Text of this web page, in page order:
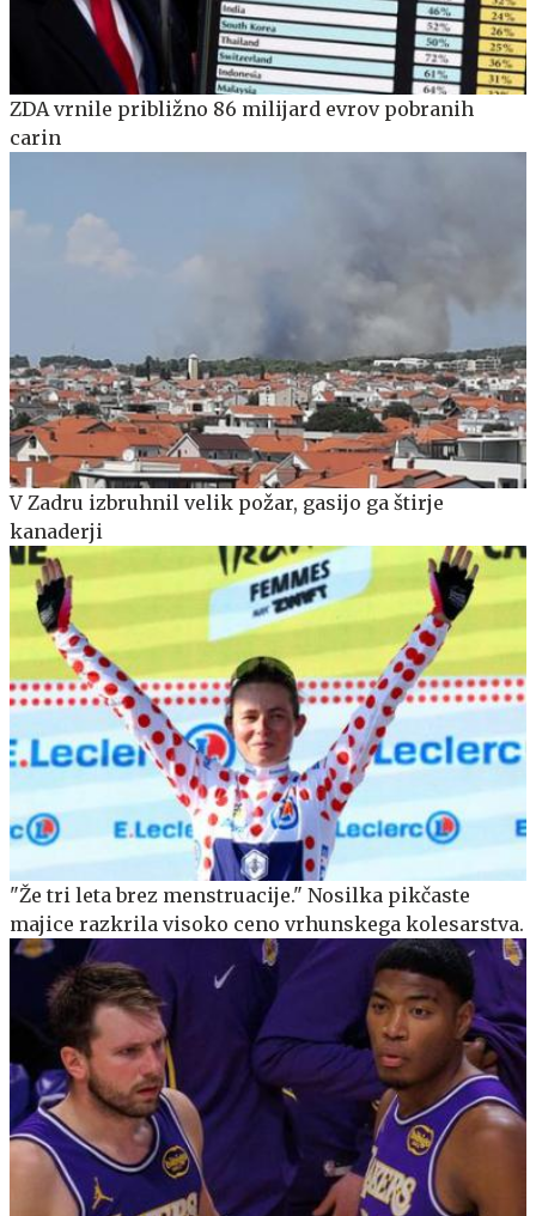
ZDA vrnile približno 86 milijard evrov pobranih
carin
V Zadru izbruhnil velik požar, gasijo ga štirje
kanaderji
"Že tri leta brez menstruacije." Nosilka pikčaste
majice razkrila visoko ceno vrhunskega kolesarstva.